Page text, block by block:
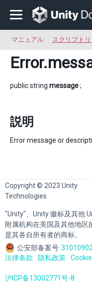
マニュアル スクリプト
Error
public string message;
説明
Error message or
Copyright © 2023 Unity
Technologies
"Unity"、Unity 徽标及其他
附属机构在美国及其他地
是其各自所有者的商标。
公安部备案号:
法律条款
隐私政策
沪ICP备13002771号-8